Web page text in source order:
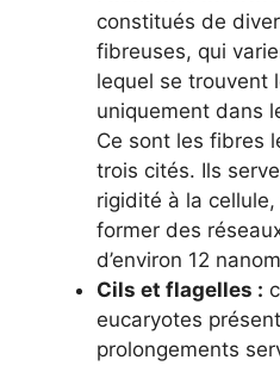
constitués de
fibreuses, qui
lequel se trouvent
uniquement dans
Ce sont les fibres
trois cités. Ils
rigidité à la
former des
d’environ 12
Cils et flagelles :
eucaryotes
prolongements